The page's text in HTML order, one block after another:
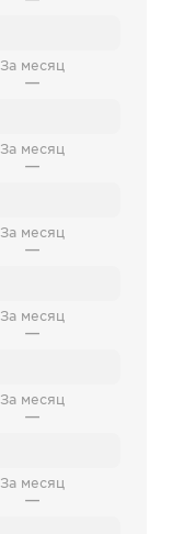
За месяц
—
За месяц
—
За месяц
—
За месяц
—
За месяц
—
За месяц
—